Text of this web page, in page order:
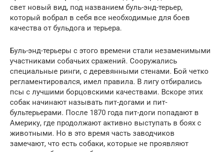
свет новый вид, под названием буль-энд-терьер,
который вобрал в себя все необходимые для боев
качества от бульдога и терьера.
Буль-энд-терьеры с этого времени стали незаменимыми
участниками собачьих сражений. Сооружались
специальные ринги, с деревянными стенами. Бой четко
регламентировался, имел правила. В лигу отбирались
псы с лучшими борцовскими качествами. Вскоре этих
собак начинают называть пит-догами и пит-
бультерьерами. После 1870 года пит-доги попадают в
Америку, где продолжают активно выступать в боях с
животными. Но в это время часть заводчиков
замечают, что есть собаки, которые не проявляют